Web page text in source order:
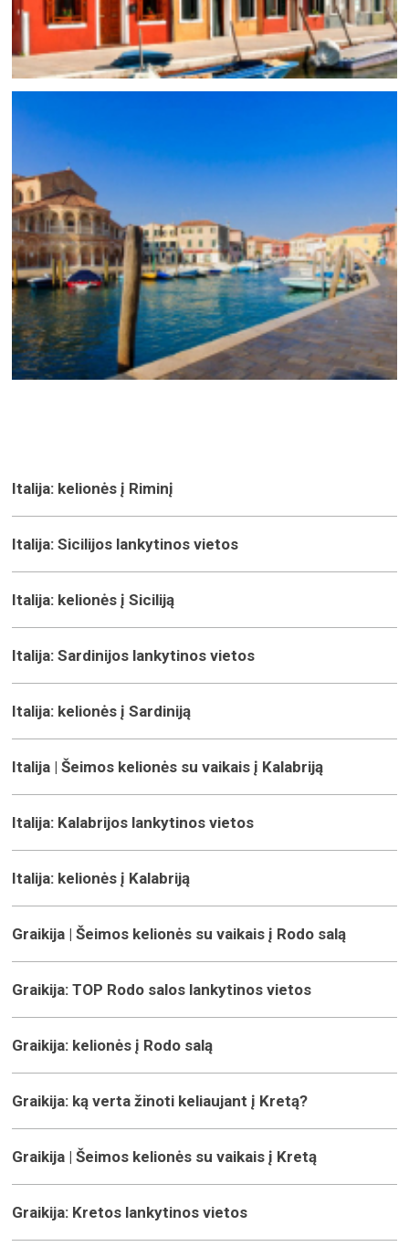
Italija: kelionės į Riminį
Italija: Sicilijos lankytinos vietos
Italija: kelionės į Siciliją
Italija: Sardinijos lankytinos vietos
Italija: kelionės į Sardiniją
Italija | Šeimos kelionės su vaikais į Kalabriją
Italija: Kalabrijos lankytinos vietos
Italija: kelionės į Kalabriją
Graikija | Šeimos kelionės su vaikais į Rodo salą
Graikija: TOP Rodo salos lankytinos vietos
Graikija: kelionės į Rodo salą
Graikija: ką verta žinoti keliaujant į Kretą?
Graikija | Šeimos kelionės su vaikais į Kretą
Graikija: Kretos lankytinos vietos